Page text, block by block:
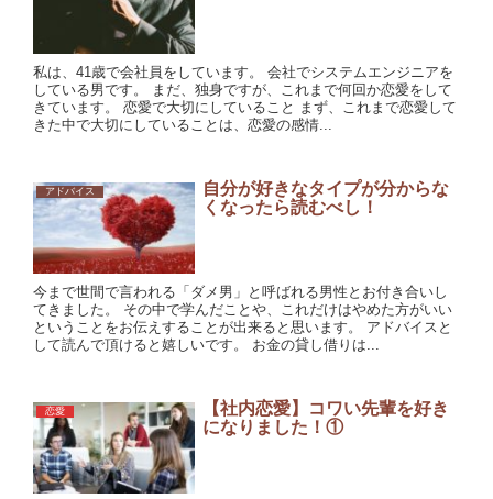
私は、41歳で会社員をしています。 会社でシステムエンジニアを
している男です。 まだ、独身ですが、これまで何回か恋愛をして
きています。 恋愛で大切にしていること まず、これまで恋愛して
きた中で大切にしていることは、恋愛の感情...
アドバイス
自分が好きなタイプが分からな
くなったら読むべし！
今まで世間で言われる「ダメ男」と呼ばれる男性とお付き合いし
てきました。 その中で学んだことや、これだけはやめた方がいい
ということをお伝えすることが出来ると思います。 アドバイスと
して読んで頂けると嬉しいです。 お金の貸し借りは...
恋愛
【社内恋愛】コワい先輩を好き
になりました！①